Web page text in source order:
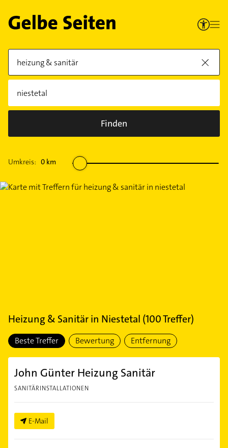
Finden
Umkreis: 0 km
Heizung & Sanitärin Niestetal (100Treffer)
Beste Treffer Bewertung Entfernung
John Günter Heizung Sanitär
SANITÄRINSTALLATIONEN
E-Mail